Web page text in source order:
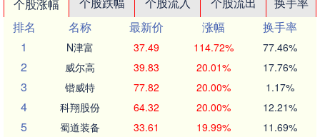
个股涨幅
排名
名称 最新价 涨幅
换手率
1
N津富 37.49 114.72% 77.46%
2 威尔高 39.83 20.01% 17.76%
3 锴威特 77.82 20.00% 1.17%
4 科翔股份 64.32 20.00% 12.21%
5 蜀道装备 33.61 19.99% 11.69%